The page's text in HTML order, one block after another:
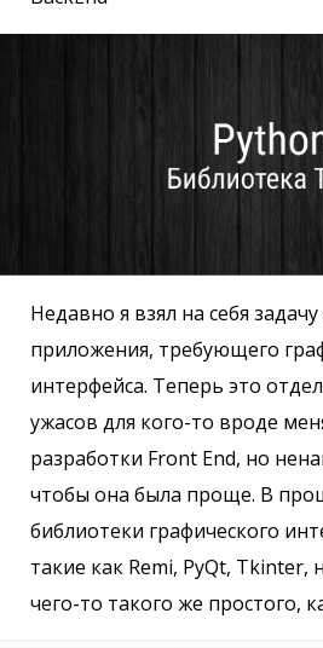
Недавно я взял на себя
приложения, требующего
интерфейса. Теперь это
ужасов для кого-то вроде
разработки Front End, но
чтобы она была проще. В
библиотеки графического
такие как Remi, PyQt, Tkinter,
чего-то такого же простого,